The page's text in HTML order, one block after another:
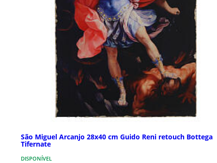
São Miguel Arcanjo 28x40 cm Guido Reni retouch Bottega
Tifernate
DISPONÍVEL